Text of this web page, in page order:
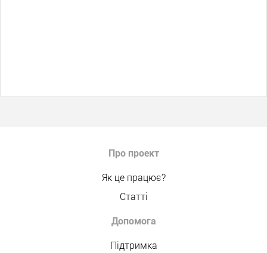
Про проект
Як це працює?
Статті
Допомога
Підтримка